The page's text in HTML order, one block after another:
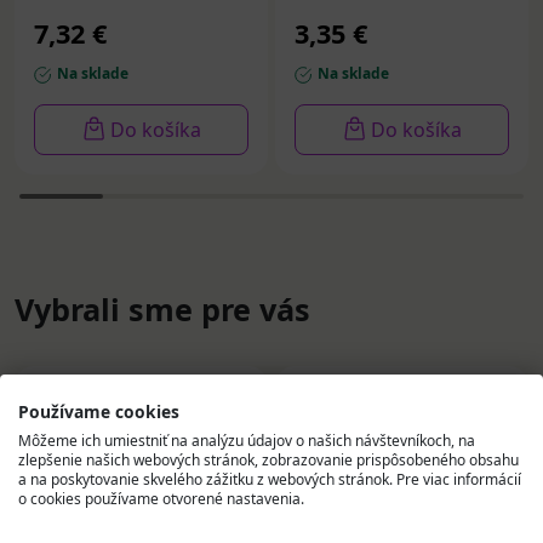
7,32 €
Na sklade
Do košíka
3,35 €
Na sklade
Do košíka
Vybrali sme pre vás
Používame cookies
Môžeme ich umiestniť na analýzu údajov o našich návštevníkoch, na
zlepšenie našich webových stránok, zobrazovanie prispôsobeného obsahu
a na poskytovanie skvelého zážitku z webových stránok. Pre viac informácií
o cookies používame otvorené nastavenia.